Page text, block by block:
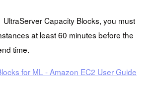
UltraServer Capacity Blocks, you must
at least 60 minutes before the
time.
for ML - Amazon EC2 User Guide